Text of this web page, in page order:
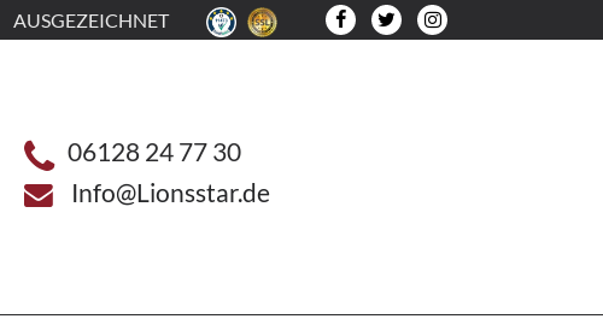
AUSGEZEICHNET
06128 24 77 30
Info@Lionsstar.de